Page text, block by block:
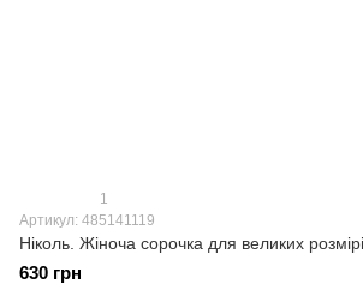
1
Артикул: 485141119
Ніколь. Жіноча сорочка для великих
630 грн